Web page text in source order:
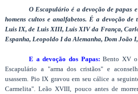
O Escapulário é a devoção de papas
homens cultos e analfabetos. É a devoção de
Luis IX, de Luis XIII, Luis XIV da França,
Espanha, Leopoldo I da Alemanha, Dom João
E a devoção dos Papas: Bento XV
Escapulário a "arma dos cristãos" e
usassem. Pio IX gravou em seu cálice a
Carmelita". Leão XVIII, pouco antes de